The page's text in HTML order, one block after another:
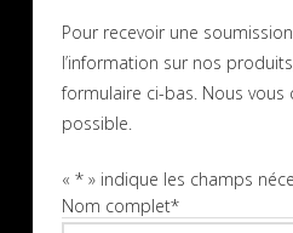
Pour recevoir une
l’information sur nos
formulaire ci-bas. Nous
possible.
« *» indique les champs
Nom complet*